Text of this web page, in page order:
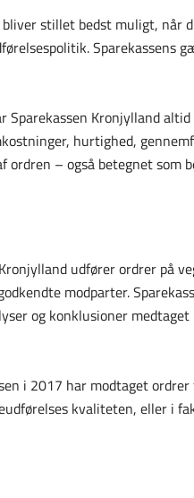
stillet bedst muligt, når
Sparekassens
Sparekassen Kronjylland
hurtighed,
– også betegnet som
udfører ordrer på
modparter.
og konklusioner
i 2017 har modtaget
kvaliteten, eller i